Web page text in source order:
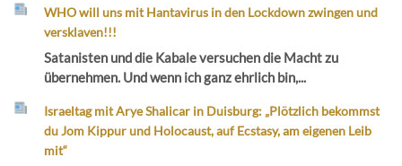
WHO will uns mit Hantavirus in den Lockdown zwingen und
versklaven!!!
Satanisten und die Kabale versuchen die Macht zu
übernehmen. Und wenn ich ganz ehrlich bin,...
Israeltag mit Arye Shalicar in Duisburg: „Plötzlich bekommst
du Jom Kippur und Holocaust, auf Ecstasy, am eigenen Leib
mit“